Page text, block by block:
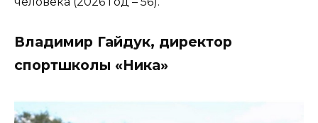
Владимир Гайдук, директор
спортшколы «Ника»